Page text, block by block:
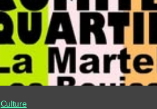
Culture